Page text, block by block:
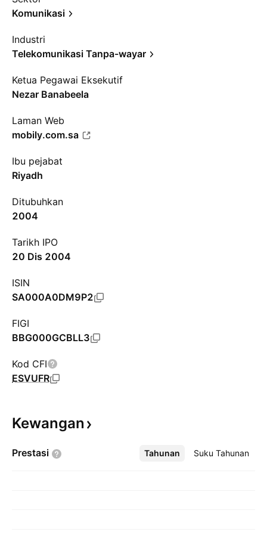
Komunikasi
Industri
Telekomunikasi Tanpa-wayar
Ketua Pegawai Eksekutif
Nezar Banabeela
Laman Web
mobily.com.sa
Ibu pejabat
Riyadh
Ditubuhkan
2004
Tarikh IPO
20 Dis 2004
ISIN
SA000A0DM9P2
FIGI
BBG000GCBLL3
Kod CFI
ESVUFR
Kewangan
Prestasi Tahunan Suku Tahunan
Lebih